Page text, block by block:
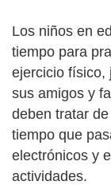
Los niños en
tiempo para
ejercicio físico,
sus amigos y
deben tratar
tiempo que
electrónicos y
actividades.